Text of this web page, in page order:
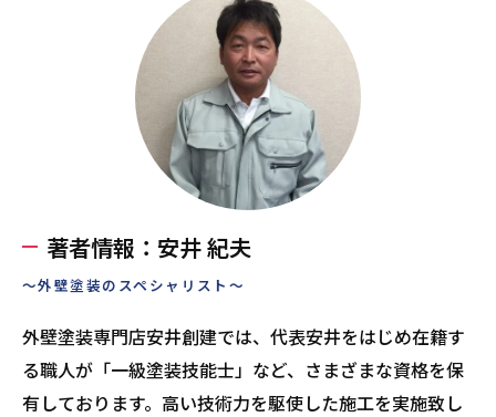
著者情報：安井 紀夫
～外壁塗装のスペシャリスト～
外壁塗装専門店安井創建では、代表安井をはじめ在籍す
る職人が「一級塗装技能士」など、さまざまな資格を保
有しております。高い技術力を駆使した施工を実施致し